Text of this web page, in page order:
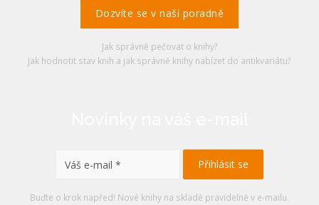
Dozvíte se v naší poradně
Jak správně pečovat o knihy?
Jak hodnotit stav knih a jak správně knihy nabízet do antikvariátu?
Buďte o krok napřed! Nové knihy na skladě pravidelně v e-mailu.